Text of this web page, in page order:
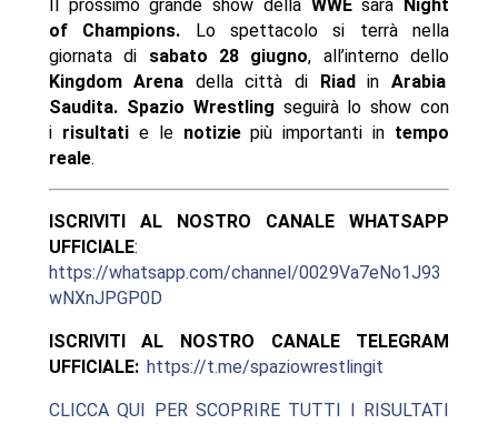
Il prossimo grande show della WWEsarà
Night
of Champions. Lo spettacolo si terrà nella
giornata di sabato 28 giugno, all’interno dello
Kingdom Arena della città di Riad in Arabia
Saudita. Spazio Wrestling seguirà lo show con
i risultatie le notiziepiù importanti in tempo
reale.
ISCRIVITI AL NOSTRO CANALE WHATSAPP
UFFICIALE:
https://whatsapp.com/channel/0029Va7eNo1J93
wNXnJPGP0D
ISCRIVITI AL NOSTRO CANALE TELEGRAM
UFFICIALE: https://t.me/spaziowrestlingit
CLICCA QUI PER SCOPRIRE TUTTI I RISULTATI